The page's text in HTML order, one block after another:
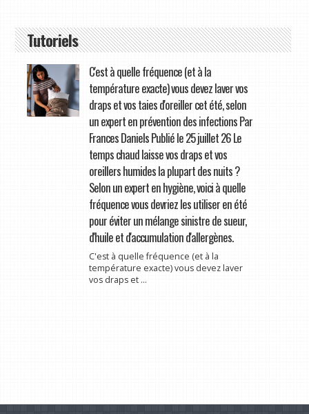
Tutoriels
C'est à quelle fréquence (et à la
température exacte) vous devez laver vos
draps et vos taies d'oreiller cet été, selon
un expert en prévention des infections Par
Frances Daniels Publié le 25 juillet 26 Le
temps chaud laisse vos draps et vos
oreillers humides la plupart des nuits ?
Selon un expert en hygiène, voici à quelle
fréquence vous devriez les utiliser en été
pour éviter un mélange sinistre de sueur,
d'huile et d'accumulation d'allergènes.
C'est à quelle fréquence (et à la
température exacte) vous devez laver
vos draps et ...